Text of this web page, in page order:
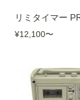
リミタイマー
¥12,100〜